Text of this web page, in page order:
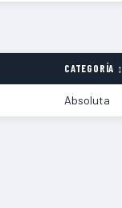
CATEGORÍA ↕
Absoluta